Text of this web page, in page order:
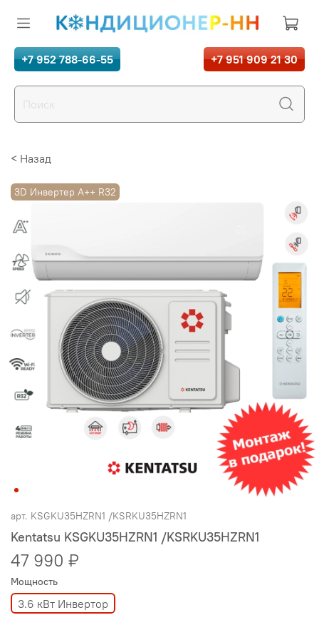
+7 952 788-66-55 +7 951 909 21 30
< Назад
3D Инвертер A++ R32
арт. KSGKU35HZRN1 /KSRKU35HZRN1
Kentatsu KSGKU35HZRN1 /KSRKU35HZRN1
47 990 ₽
Мощность
3.6 кВт Инвертор